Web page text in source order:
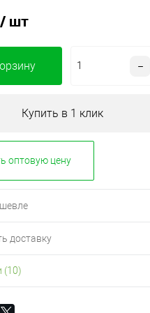
/ шт
Купить в 1 клик
оптовую цену
доставку
(10)